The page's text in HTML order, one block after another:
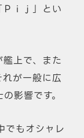
ｉｊ」とい
上で、また
が一般に広
影響です。
でもオシャレ